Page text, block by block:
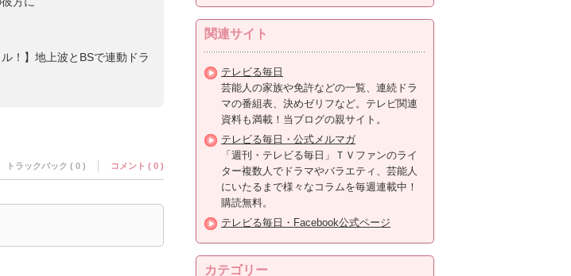
ル！】地上波とBSで連動ドラ
トラックバック ( 0 ) コメント ( 0 )
関連サイト
テレビる毎日
芸能人の家族や免許などの一覧、連続ドラ
マの番組表、決めゼリフなど。テレビ関連
資料も満載！当ブログの親サイト。
テレビる毎日・公式メルマガ
「週刊・テレビる毎日」ＴＶファンのライ
ター複数人でドラマやバラエティ、芸能人
にいたるまで様々なコラムを毎週連載中！
購読無料。
テレビる毎日・Facebook公式ページ
カテゴリー